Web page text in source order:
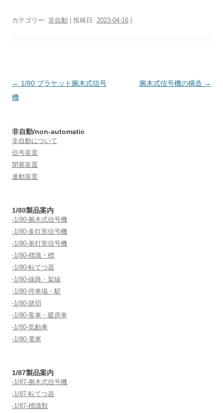
カテゴリー: 非自動 | 投稿日: 2023-04-16
投
稿
ゲ
ー
シ
ョ
← 1/80 ブラケット腕木式信号
機
腕木式信号機の構造 →
非自動/non-automatic
非自動について
信号装置
閉塞装置
連動装置
1/80製品案内
-1/80-腕木式信号機
-1/80-多灯形信号機
-1/80-単灯形信号機
-1/80-標識・標
-1/80-転てつ器
-1/80-線路・架線
-1/80-停車場・駅
-1/80-踏切
-1/80-客車・暖房車
-1/80-気動車
-1/80-電車
1/87製品案内
-1/87-腕木式信号機
-1/87-転てつ器
-1/87-標識類